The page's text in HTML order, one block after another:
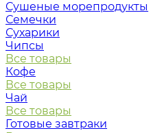
Сушеные морепродукты
Семечки
Сухарики
Чипсы
Все товары
Кофе
Все товары
Чай
Все товары
Готовые завтраки